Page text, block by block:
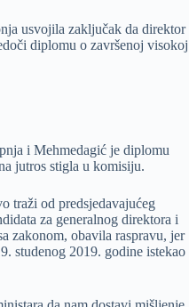
usvojila zaključak da direktor
diplomu o završenoj visokoj
i Mehmedagić je diplomu
jutros stigla u komisiju.
traži od predsjedavajućeg
za generalnog direktora i
zakonom, obavila raspravu, jer
studenog 2019. godine istekao